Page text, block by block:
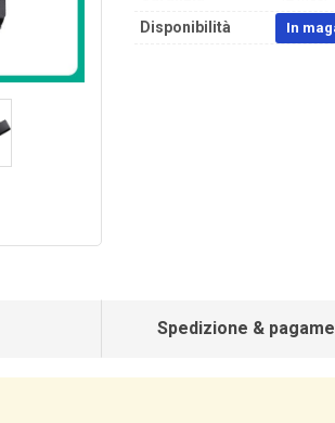
Disponibilità In
Spedizione &